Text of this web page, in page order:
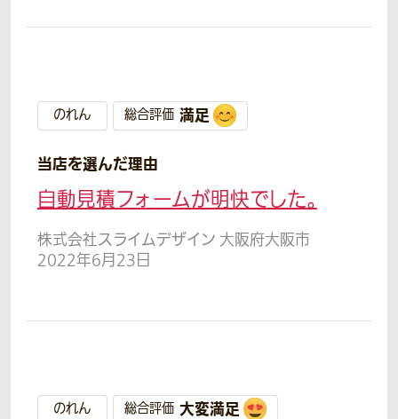
のれん 総合評価 満足
当店を選んだ理由
自動見積フォームが明快でした。
株式会社スライムデザイン 大阪府大阪市
2022年6月23日
のれん 総合評価 大変満足